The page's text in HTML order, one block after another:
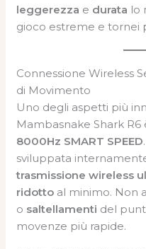
leggerezza e durata lo
gioco estreme e tornei
Connessione Wireless
di Movimento
Uno degli aspetti più
Mambasnake Shark R6
8000Hz SMART SPEED
sviluppata
trasmissione wireless
ridotto al minimo. Non
o saltellamenti del
movenze più rapide.